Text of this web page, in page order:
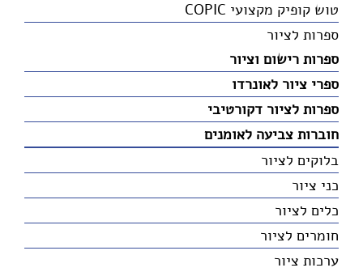
טוש קופיק מקצועי COPIC
ספרות לציור
ספרות רישום וציור
ספרי ציור לאונרדו
ספרות לציור דקורטיבי
חוברות צביעה לאומנים
בלוקים לציור
כני ציור
כלים לציור
חומרים לציור
ערכות ציור